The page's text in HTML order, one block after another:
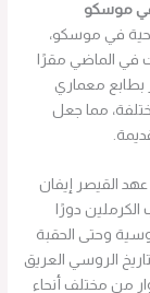
في موسكو
في موسكو،
في الماضي مقرًا
بطابع معماري
مما جعل
بدأ بناؤه في عهد القيصر إيفان
دورًا
وحتى الحقبة
الروسي العريق
من مختلف أنحاء